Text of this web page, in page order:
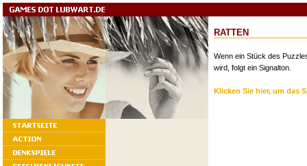
RATTEN
Wenn ein Stück des
wird, folgt ein Signalton.
Klicken Sie hier, um das